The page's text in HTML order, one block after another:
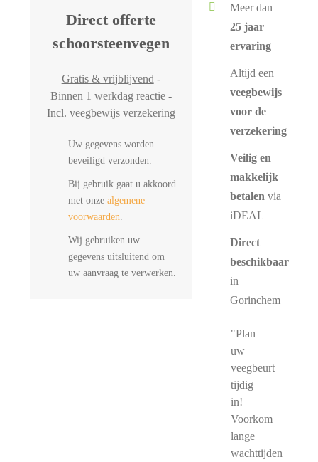
Direct offerte
schoorsteenvegen
Gratis & vrijblijvend -
Binnen 1 werkdag reactie -
Incl. veegbewijs verzekering
Uw gegevens worden
beveiligd verzonden.
Bij gebruik gaat u akkoord
met onze algemene
voorwaarden.
Wij gebruiken uw
gegevens uitsluitend om
uw aanvraag te verwerken.
Meer dan
25 jaar
ervaring
Altijd een
veegbewijs
voor de
verzekering
Veilig en
makkelijk
betalen via
iDEAL
Direct
beschikbaar
in
Gorinchem
"Plan
uw
veegbeurt
tijdig
in!
Voorkom
lange
wachttijden